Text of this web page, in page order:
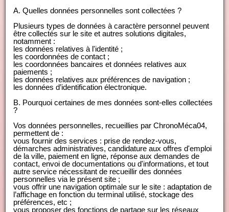
A. Quelles données personnelles sont collectées ?
Plusieurs types de données à caractère personnel peuvent
être collectés sur le site et autres solutions digitales,
notamment :
les données relatives à l'identité ;
les coordonnées de contact ;
les coordonnées bancaires et données relatives aux
paiements ;
les données relatives aux préférences de navigation ;
les données d’identification électronique.
B. Pourquoi certaines de mes données sont-elles collectées
?
Vos données personnelles, recueillies par ChronoMéca04,
permettent de :
vous fournir des services : prise de rendez-vous,
démarches administratives, candidature aux offres d'emploi
de la ville, paiement en ligne, réponse aux demandes de
contact, envoi de documentations ou d'informations, et tout
autre service nécessitant de recueillir des données
personnelles via le présent site ;
vous offrir une navigation optimale sur le site : adaptation de
l’affichage en fonction du terminal utilisé, stockage des
préférences, etc ;
vous proposer des fonctions de partage sur les réseaux